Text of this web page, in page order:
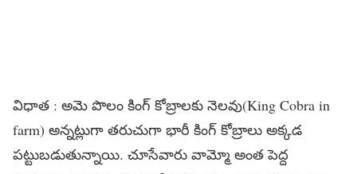
విధాత : అమె పొలం కింగ్ కోబ్రాలకు నెలవు(King Cobra in
farm) అన్నట్లుగా తరుచుగా భారీ కింగ్ కోబ్రాలు అక్కడ
పట్టుబడుతున్నాయి. చూసేవారు వామ్మో అంత పెద్ద